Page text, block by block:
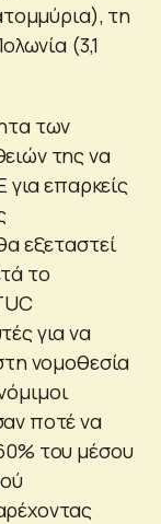
τη
(3,1
των
της να
για επαρκείς
εξεταστεί
το
για να
νομοθεσία
ποτέ να
του μέσου